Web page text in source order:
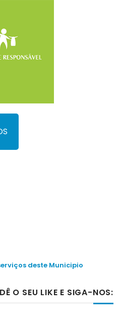
deste Municipio
DÊ O SEU LIKE E SIGA-NOS: